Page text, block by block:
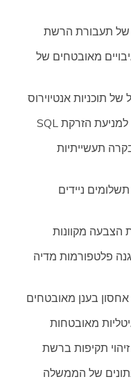
מאובטחים של
של תוכניות אנטיוירוס
בקרה תעשייתיות
תשלומים ניידים
פיתוח והגנה פלטפורמות מדיה